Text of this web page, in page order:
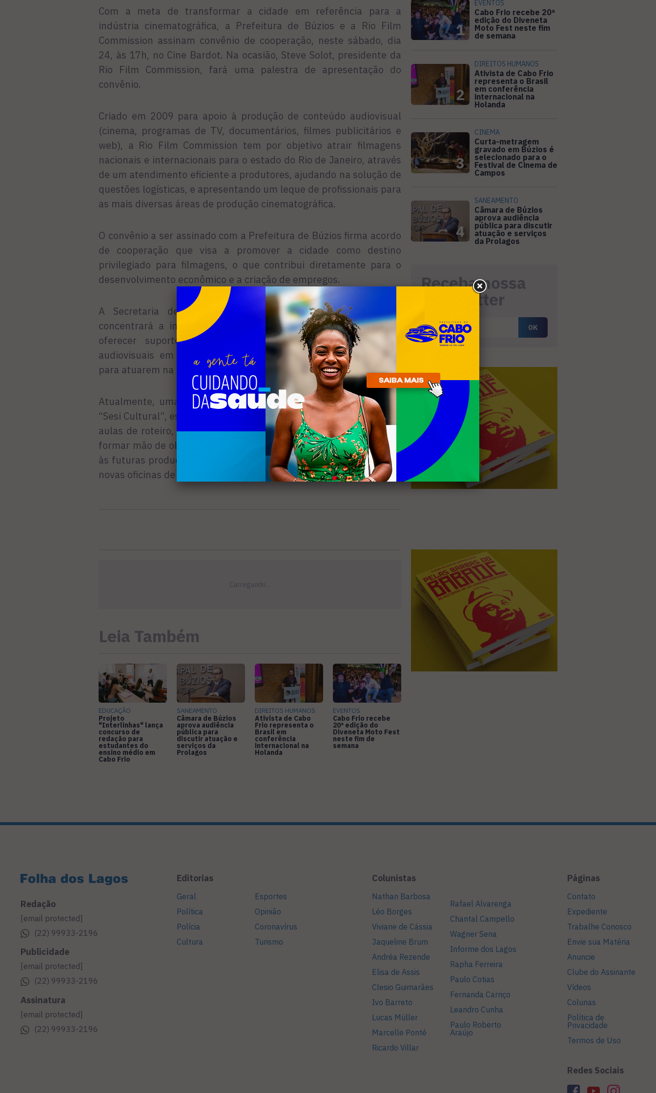
Com a meta de transformar a cidade em referência para a
indústria cinematográfica, a Prefeitura de Búzios e a Rio Film
Commission assinam convênio de cooperação, neste sábado, dia
24, às 17h, no Cine Bardot. Na ocasião, Steve Solot, presidente da
Rio Film Commission, fará uma palestra de apresentação do
convênio.
Criado em 2009 para apoio à produção de conteúdo audiovisual
(cinema, programas de TV, documentários, filmes publicitários e
web), a Rio Film Commission tem por objetivo atrair filmagens
nacionais e internacionais para o estado do Rio de Janeiro, através
de um atendimento eficiente a produtores, ajudando na solução de
questões logísticas, e apresentando um leque de profissionais para
as mais diversas áreas de produção cinematográfica.
O convênio a ser assinado com a Prefeitura de Búzios firma acordo
de cooperação que visa a promover a cidade como destino
privilegiado para filmagens, o que contribui diretamente para o
desenvolvimento econômico e a criação de empregos.
A Secretaria de Desenvolvimento Social, Trabalho e Renda
concentrará a iniciativa de atuar como balcão único, capaz de
oferecer suporte completo para a realização de produções
audiovisuais em Búzios, inclusive com a oferta de profissionais
para atuarem na área.
Atualmente, uma parceria entre a secretaria e o Sistema Firjan
“Sesi Cultural”, está promovendo uma Oficina Cinematográfica com
aulas de roteiro, direção, edição, câmera e produção. O objetivo é
formar mão de obra específica para o setor, visando o atendimento
às futuras produções que acontecerão na cidade. Ao longo do ano,
novas oficinas de formação serão abertas.​
1
EVENTOS
Cabo Frio recebe 20ª
edição do Diveneta
Moto Fest neste fim
de semana
2
DIREITOS HUMANOS
Ativista de Cabo Frio
representa o Brasil
em conferência
internacional na
Holanda
3
CINEMA
Curta-metragem
gravado em Búzios é
selecionado para o
Festival de Cinema de
Campos
4
SANEAMENTO
Câmara de Búzios
aprova audiência
pública para discutir
atuação e serviços
da Prolagos
Receba nossa
newsletter
Leia Também
EDUCAÇÃO
Projeto
"Interlinhas" lança
concurso de
redação para
estudantes do
ensino médio em
Cabo Frio
SANEAMENTO
Câmara de Búzios
aprova audiência
pública para
discutir atuação e
serviços da
Prolagos
DIREITOS HUMANOS
Ativista de Cabo
Frio representa o
Brasil em
conferência
internacional na
Holanda
EVENTOS
Cabo Frio recebe
20ª edição do
Diveneta Moto Fest
neste fim de
semana
Redação
[email protected]
(22) 99933-2196
Publicidade
[email protected]
(22) 99933-2196
Assinatura
[email protected]
(22) 99933-2196
Editorias
Geral
Política
Polícia
Cultura
Esportes
Opinião
Coronavírus
Turismo
Colunistas
Nathan Barbosa
Léo Borges
Viviane de Cássia
Jaqueline Brum
Andréa Rezende
Elisa de Assis
Clesio Guimarães
Ivo Barreto
Lucas Müller
Marcelle Ponté
Ricardo Villar
Rafael Alvarenga
Chantal Campello
Wagner Sena
Informe dos Lagos
Rapha Ferreira
Paulo Cotias
Fernanda Carriço
Leandro Cunha
Paulo Roberto
Araújo
Páginas
Contato
Expediente
Trabalhe Conosco
Envie sua Matéria
Anuncie
Clube do Assinante
Vídeos
Colunas
Política de
Privacidade
Termos de Uso
Redes Sociais